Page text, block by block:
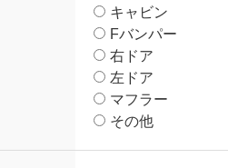
キャビン
Fバンパー
右ドア
左ドア
マフラー
その他